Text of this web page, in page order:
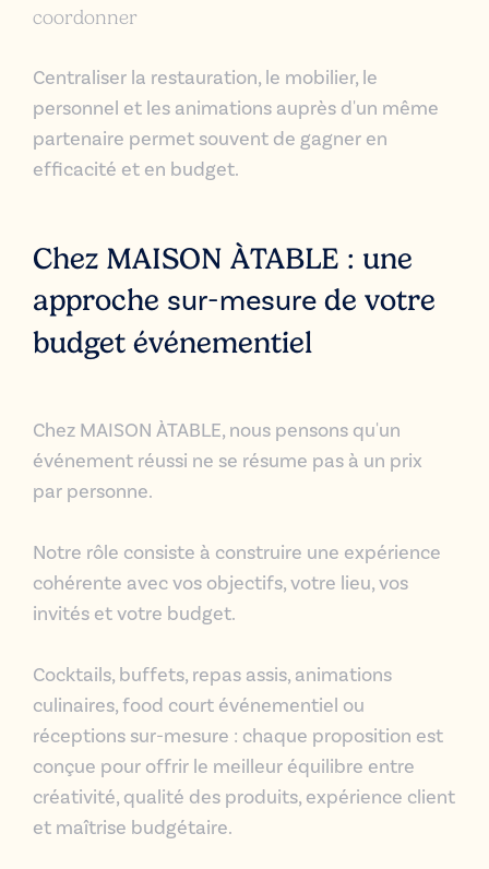
coordonner
Centraliser la restauration, le mobilier, le
personnel et les animations auprès d'un même
partenaire permet souvent de gagner en
efficacité et en budget.
Chez MAISON ÀTABLE : une
approche sur-mesure de votre
budget événementiel
Chez MAISON ÀTABLE, nous pensons qu'un
événement réussi ne se résume pas à un prix
par personne.
Notre rôle consiste à construire une expérience
cohérente avec vos objectifs, votre lieu, vos
invités et votre budget.
Cocktails, buffets, repas assis, animations
culinaires, food court événementiel ou
réceptions sur-mesure : chaque proposition est
conçue pour offrir le meilleur équilibre entre
créativité, qualité des produits, expérience client
et maîtrise budgétaire.